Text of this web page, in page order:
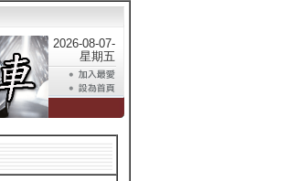
2026-08-07-
星期五